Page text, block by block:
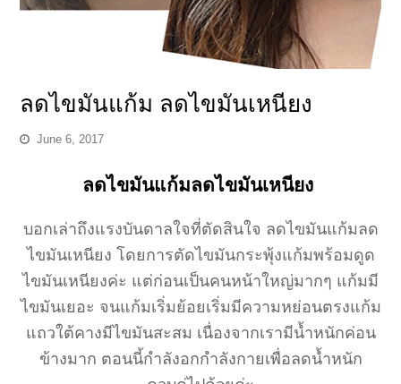
ลดไขมันแก้ม ลดไขมันเหนียง
June 6, 2017
ลดไขมันแก้มลดไขมันเหนียง
บอกเล่าถึงแรงบันดาลใจที่ตัดสินใจ ลดไขมันแก้มลด
ไขมันเหนียง โดยการตัดไขมันกระพุ้งแก้มพร้อมดูด
ไขมันเหนียงค่ะ แต่ก่อนเป็นคนหน้าใหญ่มากๆ แก้มมี
ไขมันเยอะ จนแก้มเริ่มย้อยเริ่มมีความหย่อนตรงแก้ม
แถวใต้คางมีไขมันสะสม เนื่องจากเรามีน้ำหนักค่อน
ข้างมาก ตอนนี้กำลังอกกำลังกายเพื่อลดน้ำหนัก